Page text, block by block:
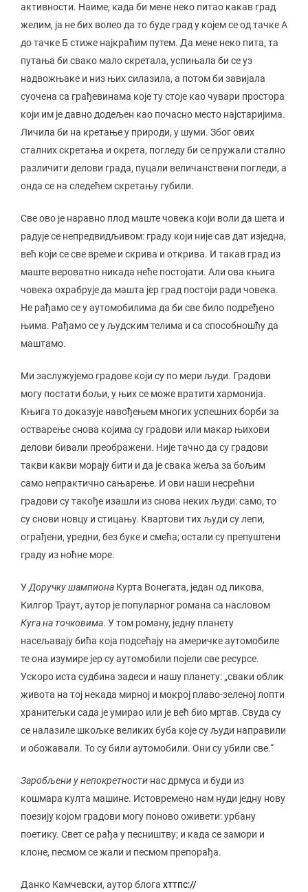
активности. Наиме, када би мене неко питао какав град
желим, ја не бих волео да то буде град у којем се од тачке А
до тачке Б стиже најкраћим путем. Да мене неко пита, та
путања би свако мало скретала, успињала би се уз
надвожњаке и низ њих силазила, а потом би завијала
суочена са грађевинама које ту стоје као чувари простора
који им је давно додељен као почасно место најстаријима.
Личила би на кретање у природи, у шуми. Због ових
сталних скретања и окрета, погледу би се пружали стално
различити делови града, пуцали величанствени погледи, а
онда се на следећем скретању губили.
Све ово је наравно плод маште човека који воли да шета и
радује се непредвидљивом: граду који није сав дат изједна,
већ који се све време и скрива и открива. И такав град из
маште вероватно никада неће постојати. Али ова књига
човека охрабрује да машта јер град постоји ради човека.
Не рађамо се у аутомобилима да би све било подређено
њима. Рађамо се у људским телима и са способношћу да
маштамо.
Ми заслужујемо градове који су по мери људи. Градови
могу постати бољи, у њих се може вратити хармонија.
Књига то доказује навођењем многих успешних борби за
остварење снова којима су градови или макар њихови
делови бивали преображени. Није тачно да су градови
такви какви морају бити и да је свака жеља за бољим
само непрактично сањарење. И ови наши несрећни
градови су такође изашли из снова неких људи: само, то
су снови новцу и стицању. Квартови тих људи су лепи,
ограђени, уредни, без буке и смећа; остали су препуштени
граду из ноћне море.
УДоручку шампиона Курта Вонегата, један од ликова,
Килгор Траут, аутор је популарног романа са насловом
Куга на точковима. У том роману, једну планету
насељавају бића која подсећају на америчке аутомобиле
те она изумире јер су аутомобили појели све ресурсе.
Ускоро иста судбина задеси и нашу планету: „сваки облик
живота на тој некада мирној и мокрој плаво-зеленој лопти
хранитељки сада је умирао или је већ био мртав. Свуда су
се налазиле шкољке великих буба које су људи направили
и обожавали. То су били аутомобили. Они су убили све.“
Заробљени у непокретности нас дрмуса и буди из
кошмара култа машине. Истовремено нам нуди једну нову
поезију којом градови могу поново оживети: урбану
поетику. Свет се рађа у песништву; и када се замори и
клоне, песмом се жали и песмом препорађа.
Данко Камчевски, аутор блога хттпс://